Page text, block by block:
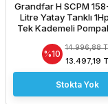
Grandfar H SCPM
Litre Yatay Tanklı
Tek Kademeli
%10
14.996,88
13.497,19
Stokta Yok